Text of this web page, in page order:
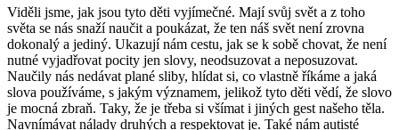
Viděli jsme, jak jsou tyto děti vyjímečné. Mají svůj svět a z toho
světa se nás snaží naučit a poukázat, že ten náš svět není zrovna
dokonalý a jediný. Ukazují nám cestu, jak se k sobě chovat, že není
nutné vyjadřovat pocity jen slovy, neodsuzovat a neposuzovat.
Naučily nás nedávat plané sliby, hlídat si, co vlastně říkáme a jaká
slova používáme, s jakým významem, jelikož tyto děti vědí, že slovo
je mocná zbraň. Taky, že je třeba si všímat i jiných gest našeho těla.
Navnímávat nálady druhých a respektovat je. Také nám autisté